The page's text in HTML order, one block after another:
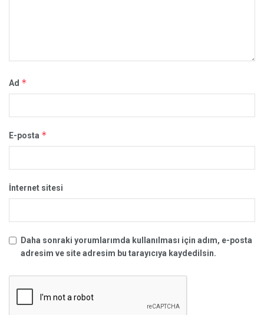
Ad *
E-posta *
İnternet sitesi
Daha sonraki yorumlarımda kullanılması için adım, e-posta
adresim ve site adresim bu tarayıcıya kaydedilsin.